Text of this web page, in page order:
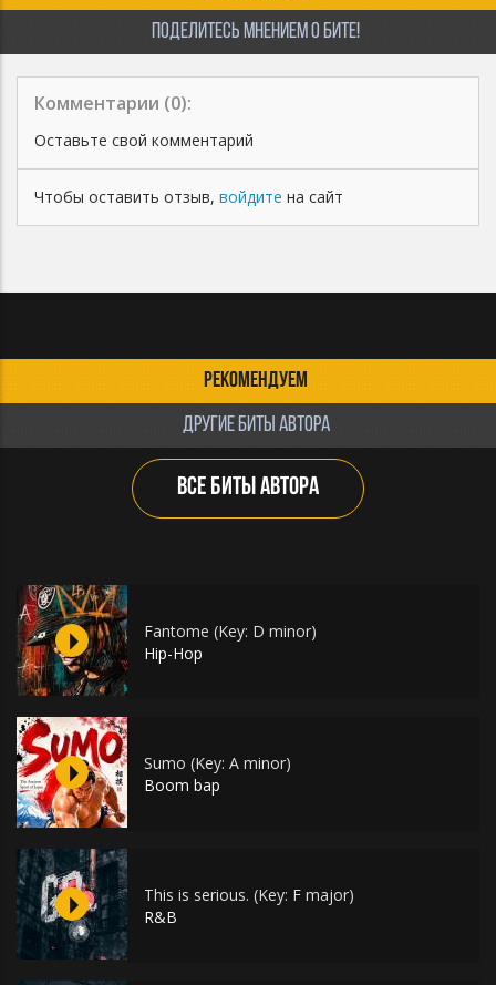
ПОДЕЛИТЕСЬ МНЕНИЕМ О БИТЕ!
Комментарии (0):
Оставьте свой комментарий
Чтобы оставить отзыв, войдите на сайт
РЕКОМЕНДУЕМ
ДРУГИЕ БИТЫ АВТОРА
ВСЕ БИТЫ АВТОРА
Fantome (Key: D minor)
Hip-Hop
Sumo (Key: A minor)
Boom bap
This is serious. (Key: F major)
R&B